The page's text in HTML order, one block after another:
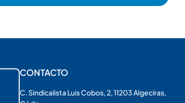
CONTACTO
C. Sindicalista Luis Cobos, 2, 11203 Algeciras,